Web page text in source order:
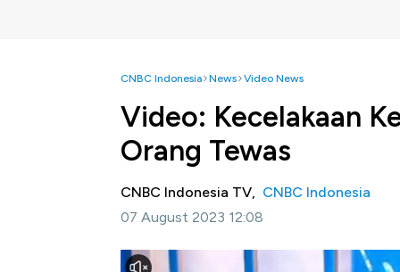
CNBC Indonesia News Video News
Video: Kecelakaan
Orang Tewas
CNBC Indonesia TV, CNBC Indonesia
07 August 2023 12:08
Jakarta, CNBC Indonesia
- 30 orang